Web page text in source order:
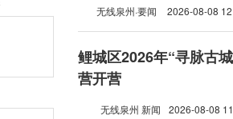
无线泉州·要闻 2026-08-08
鲤城区2026年“寻脉古
营开营
无线泉州 新闻 2026-08-08